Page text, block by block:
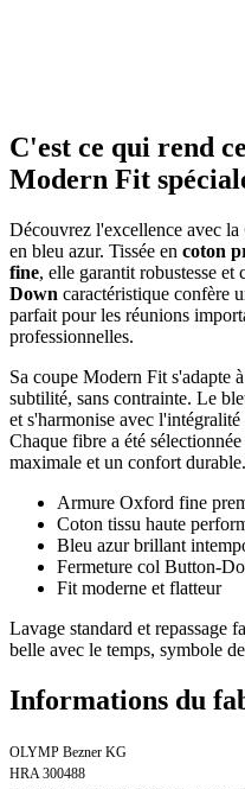
C'est ce qui rend
Modern Fit
Découvrez l'excellence avec la
en bleu azur. Tissée en coton
fine, elle garantit robustesse et
Down caractéristique confère
parfait pour les réunions
professionnelles.
Sa coupe Modern Fit s'adapte
subtilité, sans contrainte. Le
et s'harmonise avec l'intégralité
Chaque fibre a été
maximale et un confort durable.
Armure Oxford fine
Coton tissu haute
Bleu azur brillant
Fermeture col Button-
Fit moderne et flatteur
Lavage standard et repassage
belle avec le temps, symbole
Informations du
OLYMP Bezner KG
HRA 300488